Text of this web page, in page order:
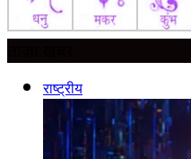
राष्ट्रीय